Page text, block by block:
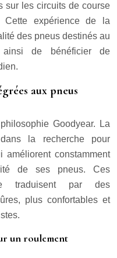
sur les circuits de course
Cette expérience de la
des pneus destinés au
de bénéficier de
aux pneus
Goodyear. La
la recherche pour
améliorent constamment
de ses pneus. Ces
traduisent par des
plus confortables et
un roulement